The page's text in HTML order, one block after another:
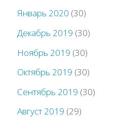
Январь 2020 (30)
Декабрь 2019 (30)
Ноябрь 2019 (30)
Октябрь 2019 (30)
Сентябрь 2019 (30)
Август 2019 (29)